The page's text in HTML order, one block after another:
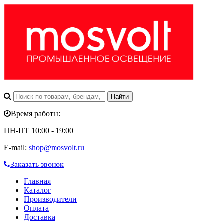
Время работы:
ПН-ПТ 10:00 - 19:00
E-mail: shop@mosvolt.ru
Заказать звонок
Главная
Каталог
Производители
Оплата
Доставка